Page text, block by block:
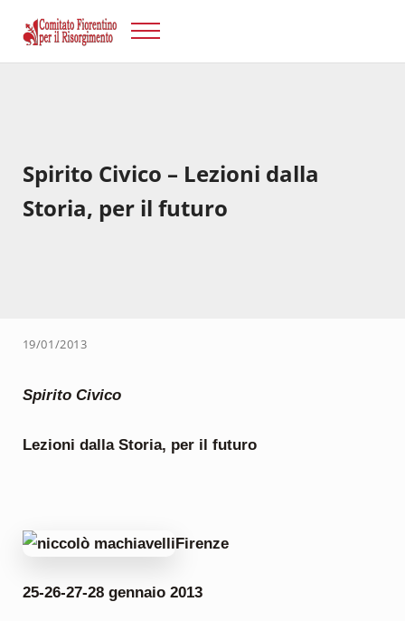
Risorgimento Firenze
Menu
Spirito Civico – Lezioni dalla
Storia, per il futuro
19/01/2013
Spirito Civico
Lezioni dalla Storia, per il futuro
Firenze
25-26-27-28 gennaio 2013